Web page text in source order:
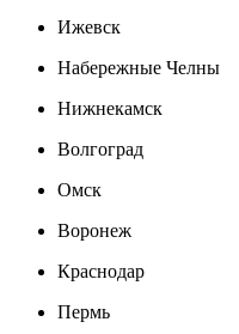
Ижевск
Набережные Челны
Нижнекамск
Волгоград
Омск
Воронеж
Краснодар
Пермь